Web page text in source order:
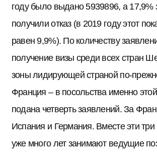
году было выдано 5939896, а 17,9%
получили отказ (в 2019 году этот
равен 9,9%). По количеству
получение визы среди всех стран
зоны лидирующей страной по-
Франция – в посольства именно
подана четверть заявлений. За
Испания и Германия. Вместе эти три
уже много лет занимают ведущие